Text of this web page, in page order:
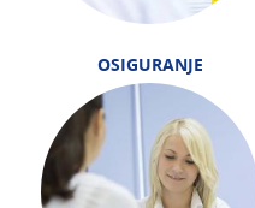
OSIGURANJE